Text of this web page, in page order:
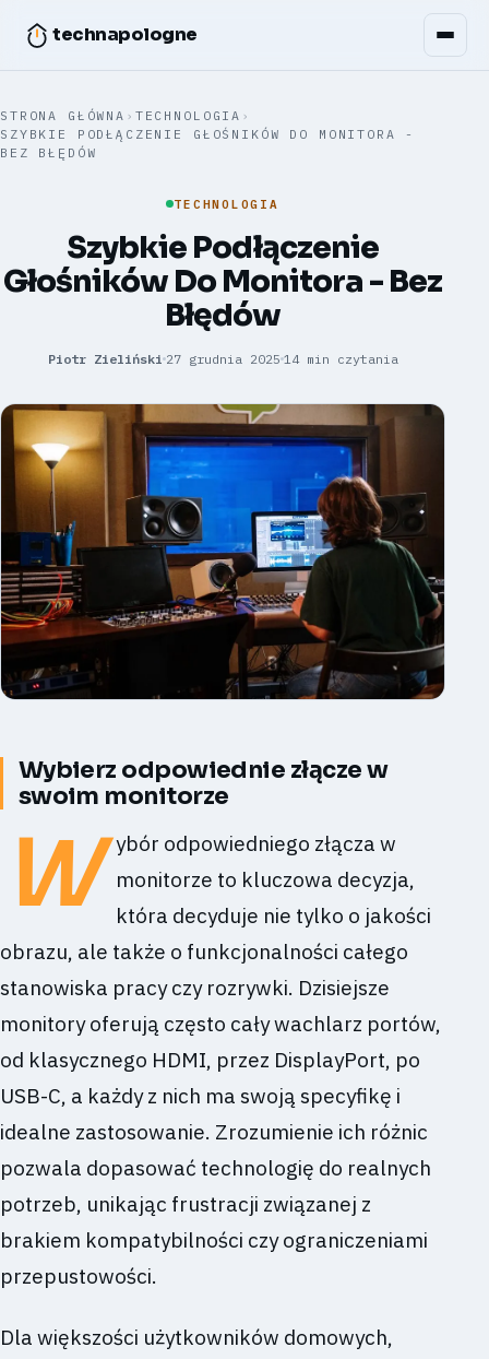
technapologne
STRONA GŁÓWNA › TECHNOLOGIA ›
SZYBKIE PODŁĄCZENIE GŁOŚNIKÓW DO MONITORA -
BEZ BŁĘDÓW
TECHNOLOGIA
Szybkie Podłączenie
Głośników Do Monitora - Bez
Błędów
Piotr Zieliński 27 grudnia 2025 14 min czytania
Wybierz odpowiednie złącze w
swoim monitorze
W
ybór odpowiedniego złącza w
monitorze to kluczowa decyzja,
która decyduje nie tylko o jakości
obrazu, ale także o funkcjonalności całego
stanowiska pracy czy rozrywki. Dzisiejsze
monitory oferują często cały wachlarz portów,
od klasycznego HDMI, przez DisplayPort, po
USB-C, a każdy z nich ma swoją specyfikę i
idealne zastosowanie. Zrozumienie ich różnic
pozwala dopasować technologię do realnych
potrzeb, unikając frustracji związanej z
brakiem kompatybilności czy ograniczeniami
przepustowości.
Dla większości użytkowników domowych,